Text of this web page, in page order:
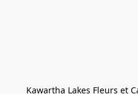
Kawartha Lakes Fleurs et